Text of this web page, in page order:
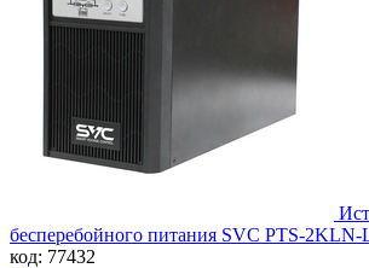
бесперебойного питания SVC PTS-2KLN-
код: 77432